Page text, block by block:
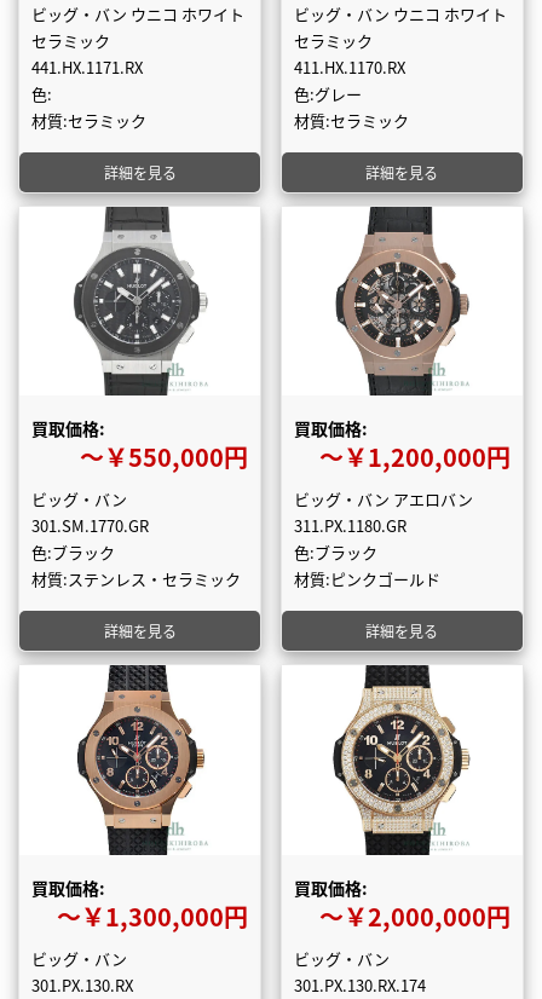
ビッグ・バン ウニコ ホワイト
セラミック
441.HX.1171.RX
色:
材質:セラミック
詳細を見る
ビッグ・バン ウニコ ホワイト
セラミック
411.HX.1170.RX
色:グレー
材質:セラミック
詳細を見る
買取価格:
〜￥550,000円
ビッグ・バン
301.SM.1770.GR
色:ブラック
材質:ステンレス・セラミック
詳細を見る
買取価格:
〜￥1,200,000円
ビッグ・バン アエロバン
311.PX.1180.GR
色:ブラック
材質:ピンクゴールド
詳細を見る
買取価格:
〜￥1,300,000円
ビッグ・バン
301.PX.130.RX
買取価格:
〜￥2,000,000円
ビッグ・バン
301.PX.130.RX.174